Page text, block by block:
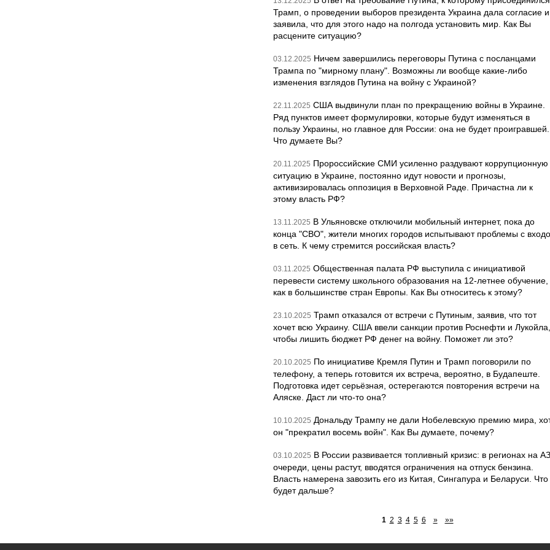
Трамп, о проведении выборов президента Украина дала согласие и
заявила, что для этого надо на полгода установить мир. Как Вы
расцените ситуацию?
03.12.2025 Ничем завершились переговоры Путина с посланцами
Трампа по "мирному плану". Возможны ли вообще какие-либо
изменения взглядов Путина на войну с Украиной?
22.11.2025 США выдвинули план по прекращению войны в Украине.
Ряд пунктов имеет формулировки, которые будут изменяться в
пользу Украины, но главное для России: она не будет проигравшей.
Что думаете Вы?
20.11.2025 Пророссийские СМИ усиленно раздувают коррупционную
ситуацию в Украине, постоянно идут новости и прогнозы,
активизировалась оппозиция в Верховной Раде. Причастна ли к
этому власть РФ?
13.11.2025 В Ульяновске отключили мобильный интернет, пока до
конца "СВО", жители многих городов испытывают проблемы с
в сеть. К чему стремится российская власть?
03.11.2025 Общественная палата РФ выступила с инициативой
перевести систему школьного образования на 12-летнее обучение,
как в большинстве стран Европы. Как Вы относитесь к этому?
23.10.2025 Трамп отказался от встречи с Путиным, заявив, что тот
хочет всю Украину. США ввели санкции против Роснефти и Лукойла,
чтобы лишить бюджет РФ денег на войну. Поможет ли это?
20.10.2025 По инициативе Кремля Путин и Трамп поговорили по
телефону, а теперь готовится их встреча, вероятно, в Будапеште.
Подготовка идет серьёзная, остерегаются повторения встречи на
Аляске. Даст ли что-то она?
10.10.2025 Дональду Трампу не дали Нобелевскую премию мира,
он "прекратил восемь войн". Как Вы думаете, почему?
03.10.2025 В России развивается топливный кризис: в регионах на
очереди, цены растут, вводятся ограничения на отпуск бензина.
Власть намерена завозить его из Китая, Сингапура и Беларуси. Что
будет дальше?
1 2 3 4 5 6 » »»